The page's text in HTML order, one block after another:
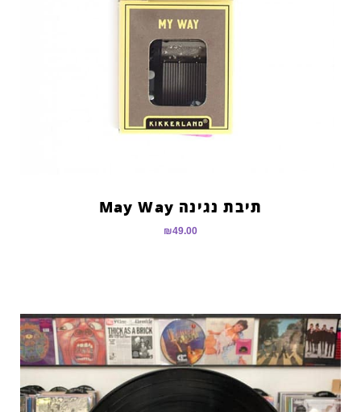
תיבת נגינה May Way
₪49.00